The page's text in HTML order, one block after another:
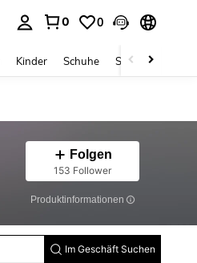
0 0
Kinder Schuhe Schmuck &
Folgen
153 Follower
Produktinformationen
Im Geschäft Suchen